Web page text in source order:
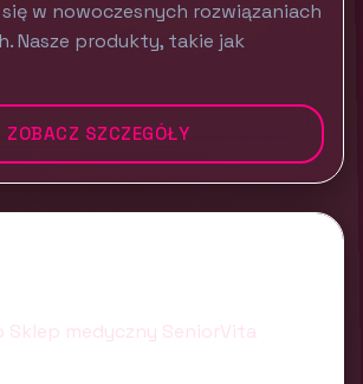
w nowoczesnych rozwiązaniach
Nasze produkty, takie jak
ZOBACZ SZCZEGÓŁY